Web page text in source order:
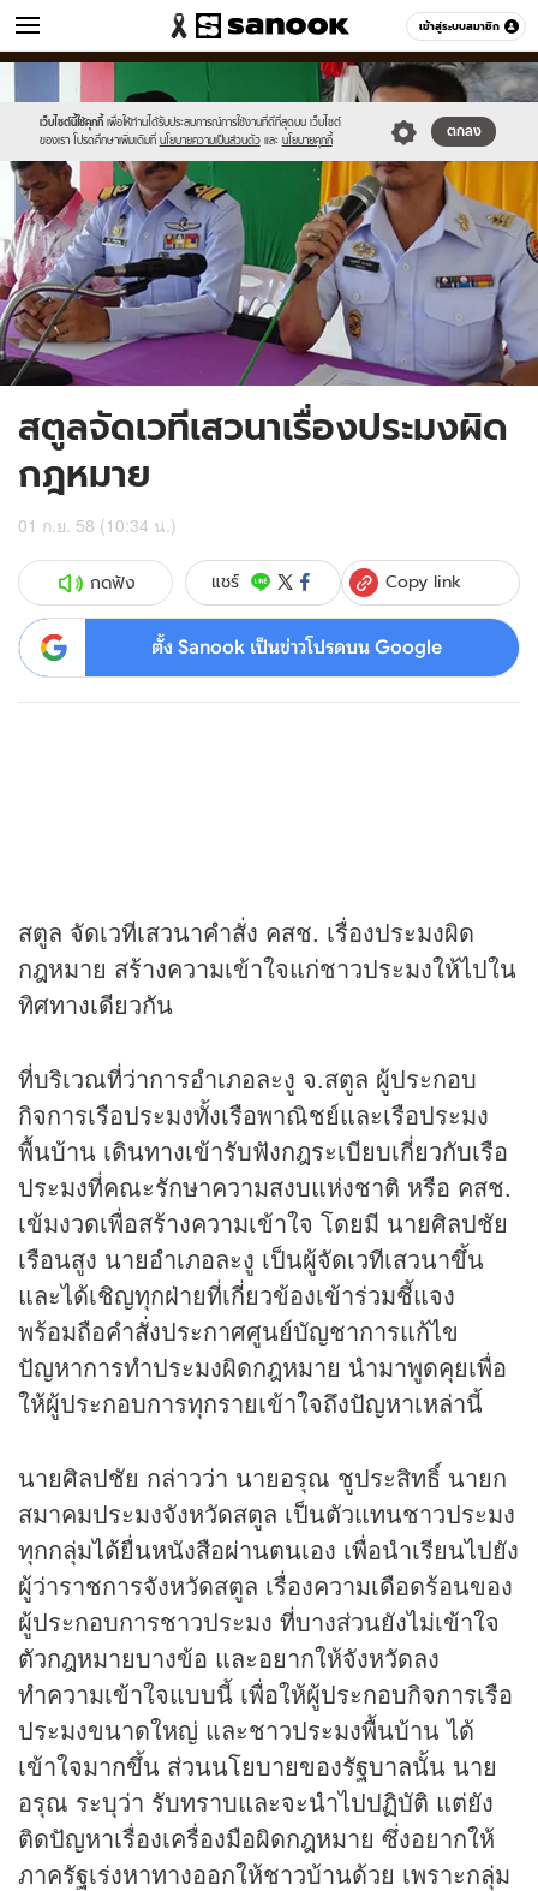
เข้าสู่ระบบสมาชิก
ข่าว หมวดอื่นๆ
เว็บไซต์นี้ใช้คุกกี้ เพื่อให้ท่านได้รับประสบการณ์การใช้งานที่ดีที่สุดบน เว็บไซต์
ของเรา โปรดศึกษาเพิ่มเติมที่ นโยบายความเป็นส่วนตัว และ นโยบายคุกกี้
ตกลง
//s.isanook.com/sr/0/images/logo-
new-
sanook.png
//s.isanook.com/ns/0/ud/371/1857750/642910-
01.jpg
สตูลจัดเวทีเสวนาเรื่องประมงผิด
กฎหมาย
01 ก.ย. 58 (10:34 น.)
กดฟัง แชร์ Copy link
ตั้ง Sanook เป็นข่าวโปรดบน Google
สตูล จัดเวทีเสวนาคำสั่ง คสช. เรื่องประมงผิด
กฎหมาย สร้างความเข้าใจแก่ชาวประมงให้ไปใน
ทิศทางเดียวกัน
ที่บริเวณที่ว่าการอำเภอละงู จ.สตูล ผู้ประกอบ
กิจการเรือประมงทั้งเรือพาณิชย์และเรือประมง
พื้นบ้าน เดินทางเข้ารับฟังกฎระเบียบเกี่ยวกับเรือ
ประมงที่คณะรักษาความสงบแห่งชาติ หรือ คสช.
เข้มงวดเพื่อสร้างความเข้าใจ โดยมี นายศิลปชัย
เรือนสูง นายอำเภอละงู เป็นผู้จัดเวทีเสวนาขึ้น
และได้เชิญทุกฝ่ายที่เกี่ยวข้องเข้าร่วมชี้แจง
พร้อมถือคำสั่งประกาศศูนย์บัญชาการแก้ไข
ปัญหาการทำประมงผิดกฎหมาย นำมาพูดคุยเพื่อ
ให้ผู้ประกอบการทุกรายเข้าใจถึงปัญหาเหล่านี้
นายศิลปชัย กล่าวว่า นายอรุณ ชูประสิทธิ์ นายก
สมาคมประมงจังหวัดสตูล เป็นตัวแทนชาวประมง
ทุกกลุ่มได้ยื่นหนังสือผ่านตนเอง เพื่อนำเรียนไปยัง
ผู้ว่าราชการจังหวัดสตูล เรื่องความเดือดร้อนของ
ผู้ประกอบการชาวประมง ที่บางส่วนยังไม่เข้าใจ
ตัวกฎหมายบางข้อ และอยากให้จังหวัดลง
ทำความเข้าใจแบบนี้ เพื่อให้ผู้ประกอบกิจการเรือ
ประมงขนาดใหญ่ และชาวประมงพื้นบ้าน ได้
เข้าใจมากขึ้น ส่วนนโยบายของรัฐบาลนั้น นาย
อรุณ ระบุว่า รับทราบและจะนำไปปฏิบัติ แต่ยัง
ติดปัญหาเรื่องเครื่องมือผิดกฎหมาย ซึ่งอยากให้
ภาครัฐเร่งหาทางออกให้ชาวบ้านด้วย เพราะกลุ่ม